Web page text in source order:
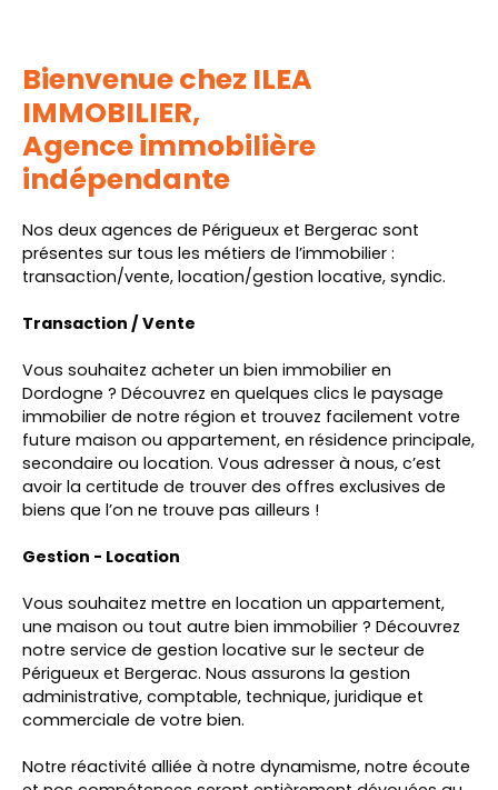
Bienvenue chez ILEA
IMMOBILIER,
Agence immobilière
indépendante
Nos deux agences de Périgueux et Bergerac sont
présentes sur tous les métiers de l’immobilier :
transaction/vente, location/gestion locative, syndic.
Transaction / Vente
Vous souhaitez acheter un bien immobilier en
Dordogne ? Découvrez en quelques clics le paysage
immobilier de notre région et trouvez facilement votre
future maison ou appartement, en résidence principale,
secondaire ou location. Vous adresser à nous, c’est
avoir la certitude de trouver des offres exclusives de
biens que l’on ne trouve pas ailleurs !
Gestion - Location
Vous souhaitez mettre en location un appartement,
une maison ou tout autre bien immobilier ? Découvrez
notre service de gestion locative sur le secteur de
Périgueux et Bergerac. Nous assurons la gestion
administrative, comptable, technique, juridique et
commerciale de votre bien.
Notre réactivité alliée à notre dynamisme, notre écoute